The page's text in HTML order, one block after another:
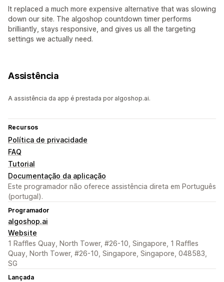
It replaced a much more expensive alternative that was slowing
down our site. The algoshop countdown timer performs
brilliantly, stays responsive, and gives us all the targeting
settings we actually need.
Assistência
A assistência da app é prestada por algoshop.ai.
Recursos
Política de privacidade
FAQ
Tutorial
Documentação da aplicação
Este programador não oferece assistência direta em Português
(portugal).
Programador
algoshop.ai
Website
1 Raffles Quay, North Tower, #26-10, Singapore, 1 Raffles
Quay, North Tower, #26-10, Singapore, Singapore, 048583,
SG
Lançada